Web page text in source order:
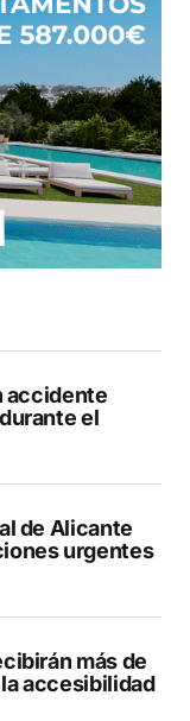
accidente
el
de Alicante
urgentes
más de
accesibilidad